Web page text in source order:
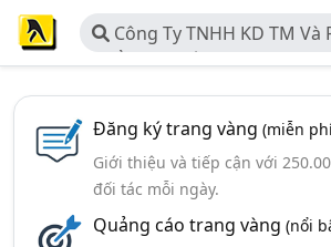
Công Ty TNHH KD TM Và
Triển Toàn Cầu
Đăng ký trang vàng (miễn
Giới thiệu và tiếp cận với
đối tác mỗi ngày.
Quảng cáo trang vàng (nổi